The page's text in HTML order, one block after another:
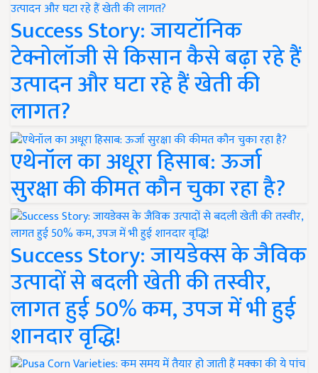
Success Story: जायटॉनिक
टेक्नोलॉजी से किसान कैसे बढ़ा रहे हैं
उत्पादन और घटा रहे हैं खेती की
लागत?
एथेनॉल का अधूरा हिसाब: ऊर्जा
सुरक्षा की कीमत कौन चुका रहा है?
Success Story: जायडेक्स के जैविक
उत्पादों से बदली खेती की तस्वीर,
लागत हुई 50% कम, उपज में भी हुई
शानदार वृद्धि!